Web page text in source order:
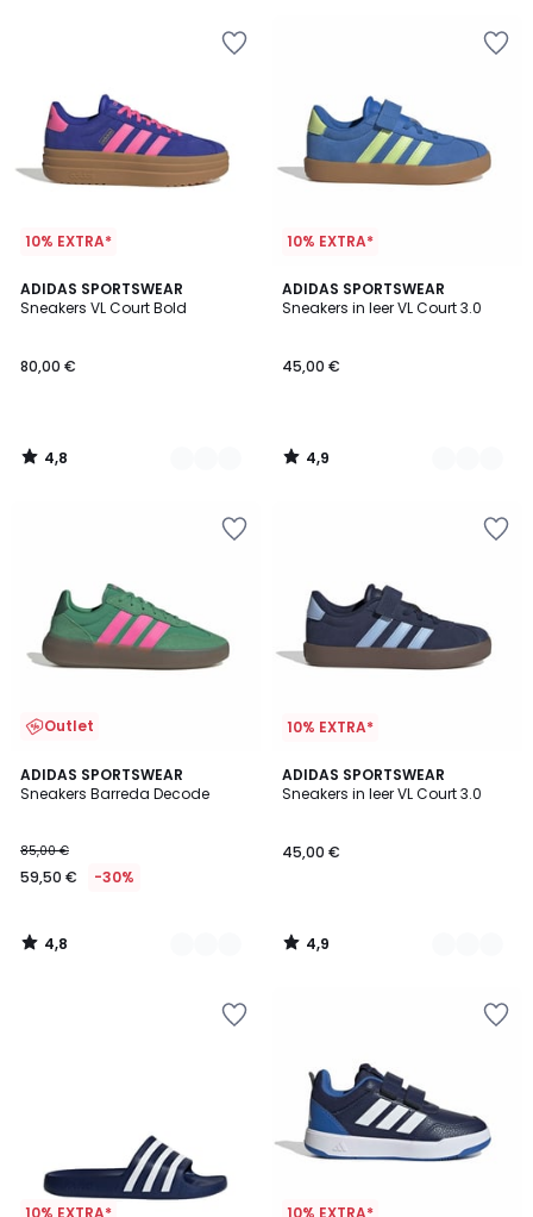
10% EXTRA*
ADIDAS SPORTSWEAR
Sneakers VL Court Bold
80,00 €
4,8
/ 5
6
Kleuren
4,8
/
10% EXTRA*
ADIDAS SPORTSWEAR
Sneakers in leer VL Court 3.0
45,00 €
4,9
/ 5
4
Kleuren
4,9
/
Outlet
ADIDAS SPORTSWEAR
Sneakers Barreda Decode
85,00 €
59,50 € -30%
4,8
/ 5
3
Kleuren
4,8
/
10% EXTRA*
ADIDAS SPORTSWEAR
Sneakers in leer VL Court 3.0
45,00 €
4,9
/ 5
3
Kleuren
4,9
/
10% EXTRA* 10% EXTRA*